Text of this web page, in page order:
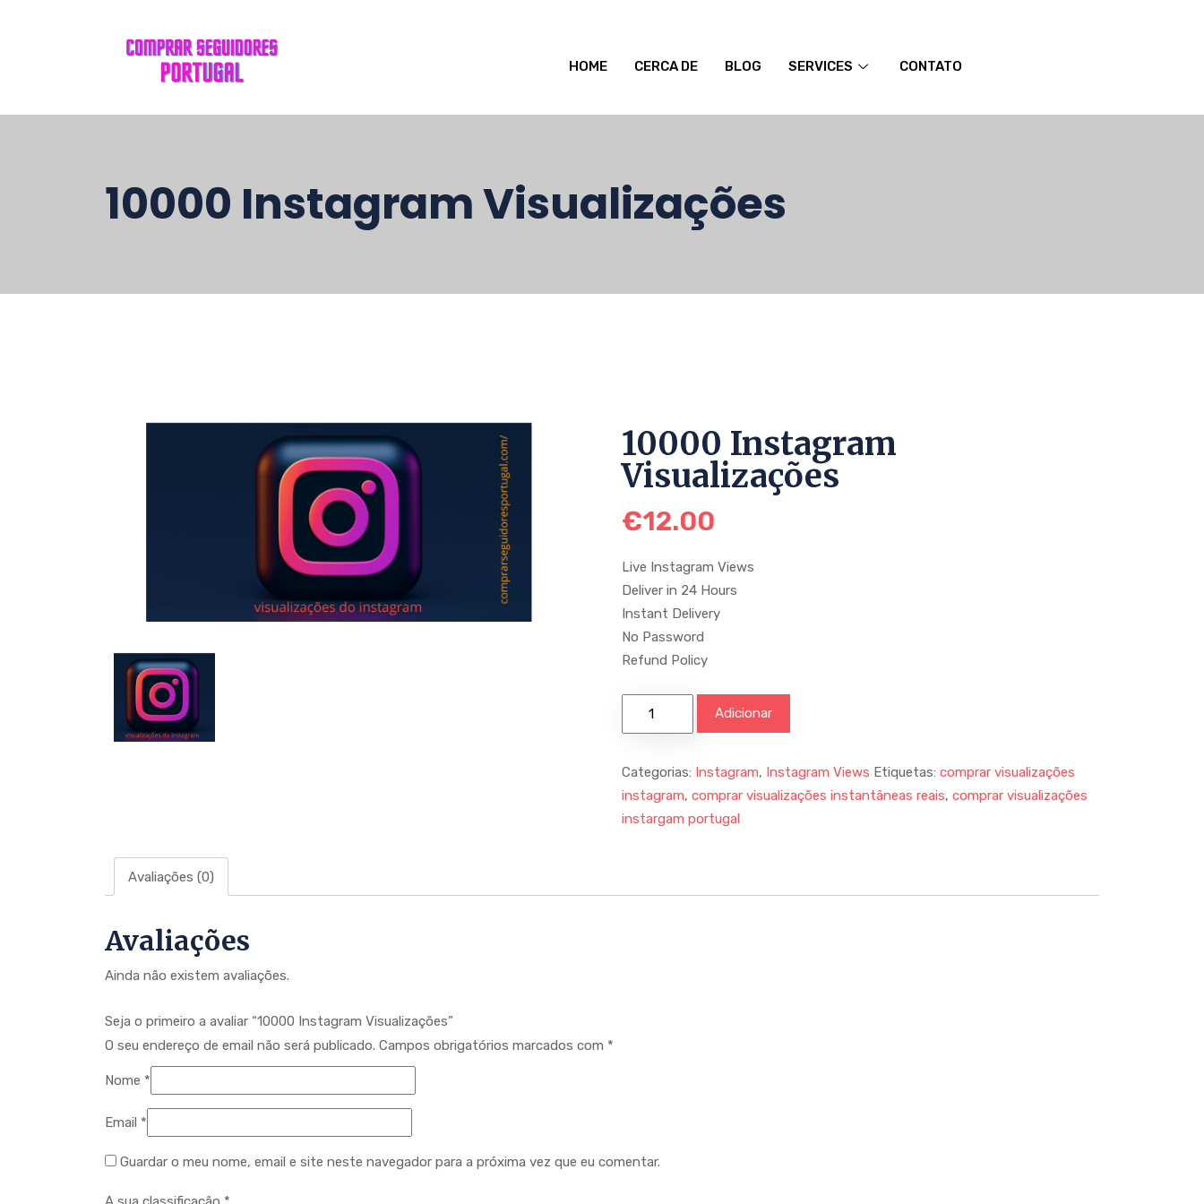
HOME CERCA DE BLOG SERVICES CONTATO
10000 Instagram Visualizações
10000 Instagram
Visualizações
€12.00
Live Instagram Views
Deliver in 24 Hours
Instant Delivery
No Password
Refund Policy
Adicionar
Categorias: Instagram, Instagram Views Etiquetas:comprar visualizações
instagram,comprar visualizações instantâneas reais,comprar visualizações
instargam portugal
Avaliações (0)
Avaliações
Ainda não existem avaliações.
Seja o primeiro a avaliar “10000 Instagram Visualizações”
O seu endereço de email não será publicado. Campos obrigatórios marcados com *
Nome *
Email *
Guardar o meu nome, email e site neste navegador para a próxima vez que eu comentar.